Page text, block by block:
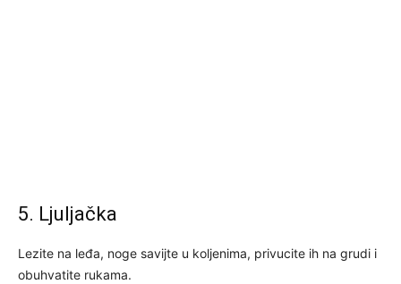
5. Ljuljačka
Lezite na leđa, noge savijte u koljenima, privucite ih na grudi i
obuhvatite rukama.